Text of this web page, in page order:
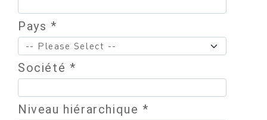
Pays *
Société *
Niveau hiérarchique *